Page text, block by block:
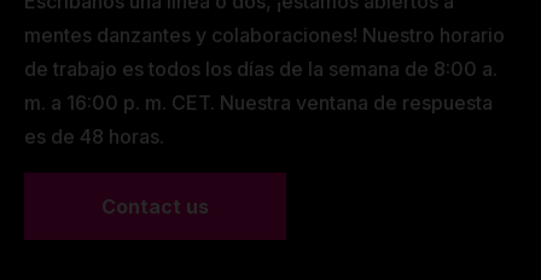
mentes danzantes y colaboraciones! Nuestro horario
de trabajo es todos los días de la semana de 8:00 a.
m. a 16:00 p. m. CET. Nuestra ventana de respuesta
es de 48 horas.
Contact us